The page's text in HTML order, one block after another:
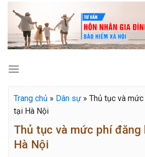
content
Trang chủ » Dân sự » Thủ tục và
tại Hà Nội
Thủ tục và mức phí
Hà Nội